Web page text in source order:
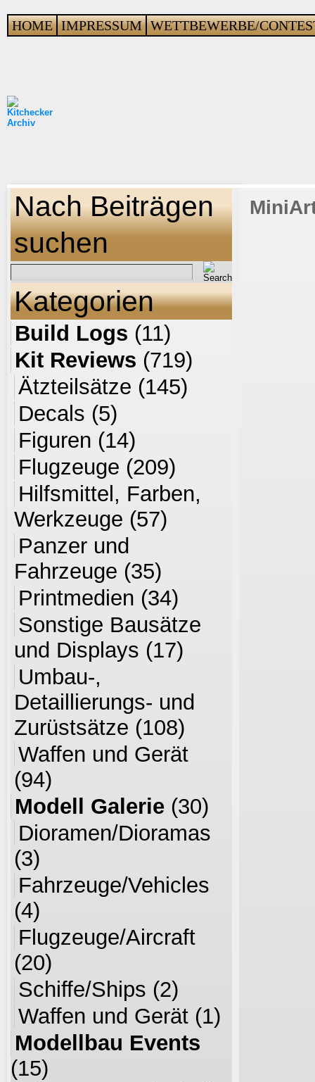
HOME IMPRESSUM WETTBEWERBE/
Nach Beiträgen
suchen
Kategorien
Build Logs (11)
Kit Reviews (719)
Ätzteilsätze (145)
Decals (5)
Figuren (14)
Flugzeuge (209)
Hilfsmittel, Farben,
Werkzeuge (57)
Panzer und
Fahrzeuge (35)
Printmedien (34)
Sonstige Bausätze
und Displays (17)
Umbau-,
Detaillierungs- und
Zurüstsätze (108)
Waffen und Gerät
(94)
Modell Galerie (30)
Dioramen/Dioramas
(3)
Fahrzeuge/Vehicles
(4)
Flugzeuge/Aircraft
(20)
Schiffe/Ships (2)
Waffen und Gerät (1)
Modellbau Events
(15)